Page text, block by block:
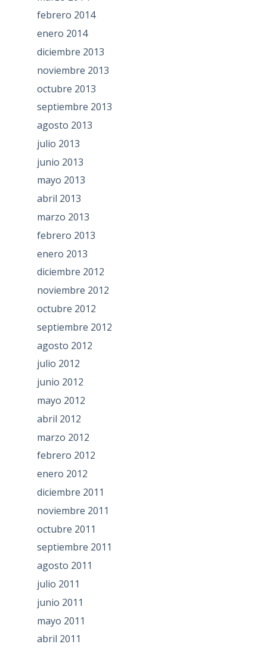
febrero 2014
enero 2014
diciembre 2013
noviembre 2013
octubre 2013
septiembre 2013
agosto 2013
julio 2013
junio 2013
mayo 2013
abril 2013
marzo 2013
febrero 2013
enero 2013
diciembre 2012
noviembre 2012
octubre 2012
septiembre 2012
agosto 2012
julio 2012
junio 2012
mayo 2012
abril 2012
marzo 2012
febrero 2012
enero 2012
diciembre 2011
noviembre 2011
octubre 2011
septiembre 2011
agosto 2011
julio 2011
junio 2011
mayo 2011
abril 2011